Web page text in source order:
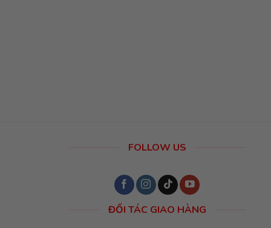
FOLLOW US
ĐỐI TÁC GIAO HÀNG